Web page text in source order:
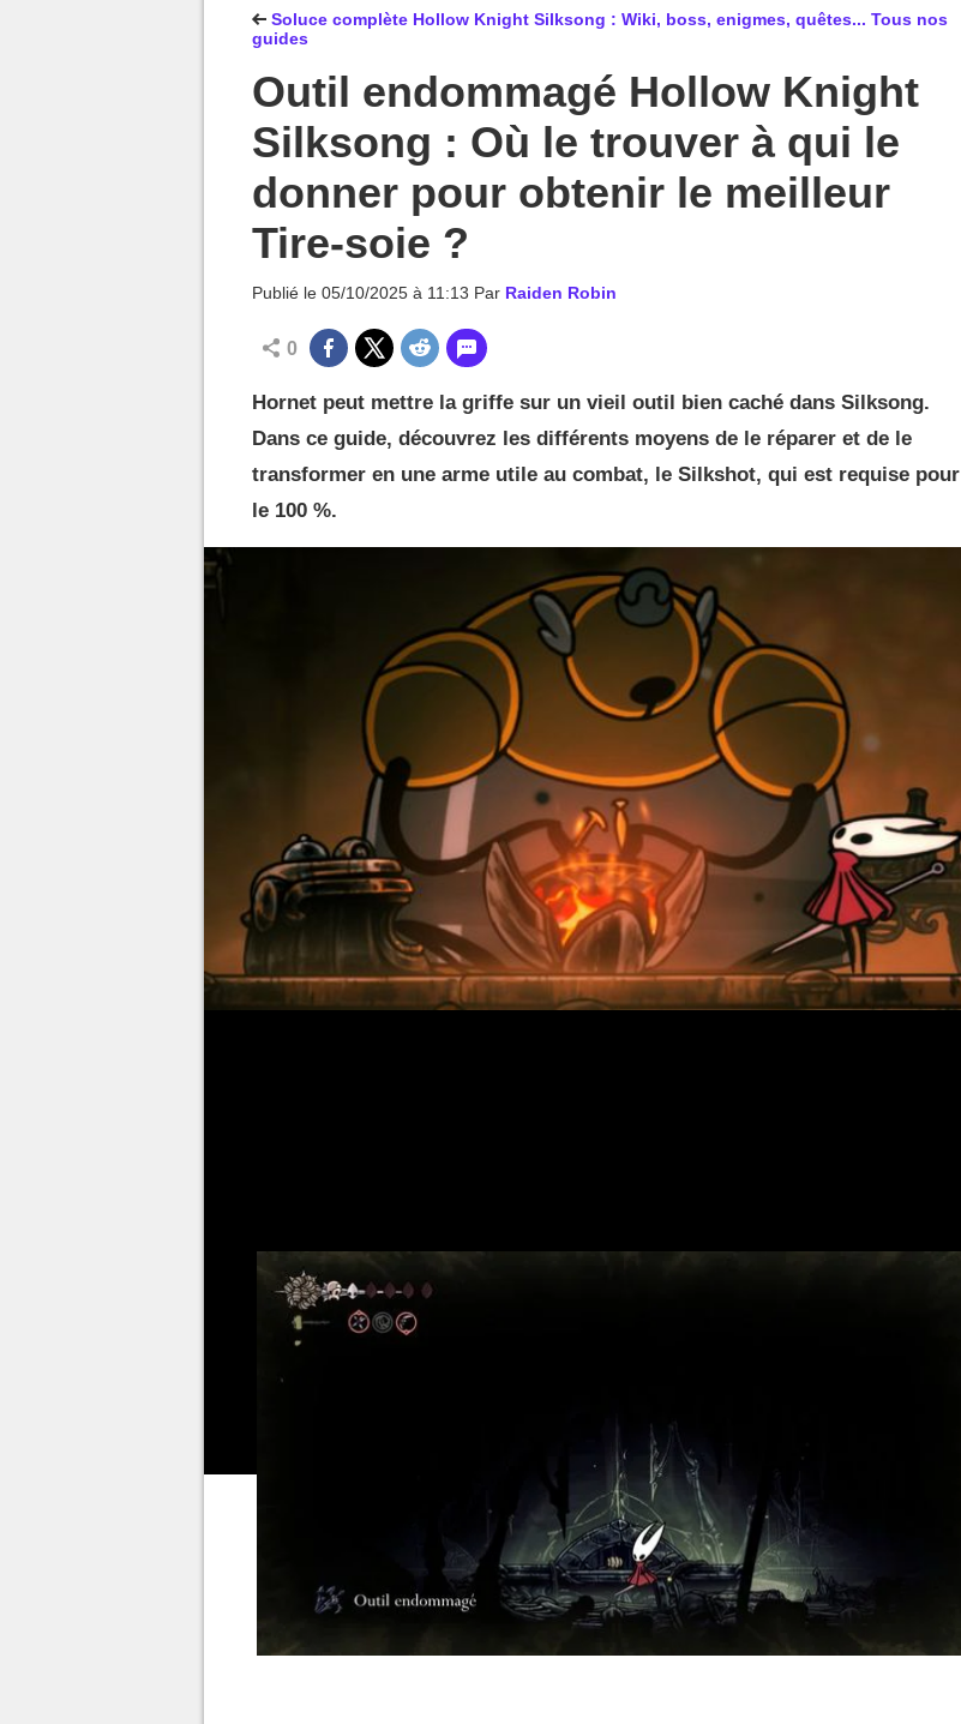
Soluce complète Hollow Knight Silksong : Wiki, boss, enigmes, quêtes... Tous nos
guides
Outil endommagé Hollow Knight
Silksong : Où le trouver à qui le
donner pour obtenir le meilleur
Tire-soie ?
Publié le 05/10/2025 à 11:13 Par Raiden Robin
0
Hornet peut mettre la griffe sur un vieil outil bien caché dans Silksong.
Dans ce guide, découvrez les différents moyens de le réparer et de le
transformer en une arme utile au combat, le Silkshot, qui est requise pour
le 100 %.